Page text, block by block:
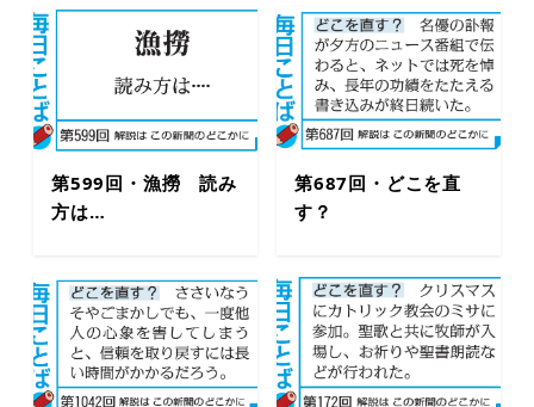
第599回・漁撈 読み
方は…
第687回・どこを直
す？